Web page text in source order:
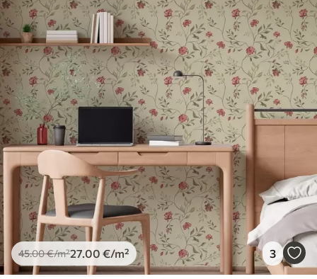
Metoda primjene Besprijekorna primjena
Dostupni materijali
Standard
45.0027.00
Premium
56.6734 .00 €/m²
Premium vinil
66.6740.00€/m²
45.00€/m²27.00 €/m² 3